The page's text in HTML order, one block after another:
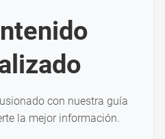
con nuestra guía
la mejor información.